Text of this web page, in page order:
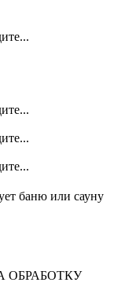
баню или сауну
ОБРАБОТКУ